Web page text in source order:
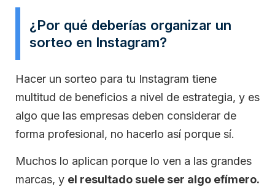
¿Por qué deberías organizar un
sorteo en Instagram?
Hacer un sorteo para tu Instagram tiene
multitud de beneficios a nivel de estrategia, y es
algo que las empresas deben considerar de
forma profesional, no hacerlo así porque sí.
Muchos lo aplican porque lo ven a las grandes
marcas, y el resultado suele ser algo efímero.